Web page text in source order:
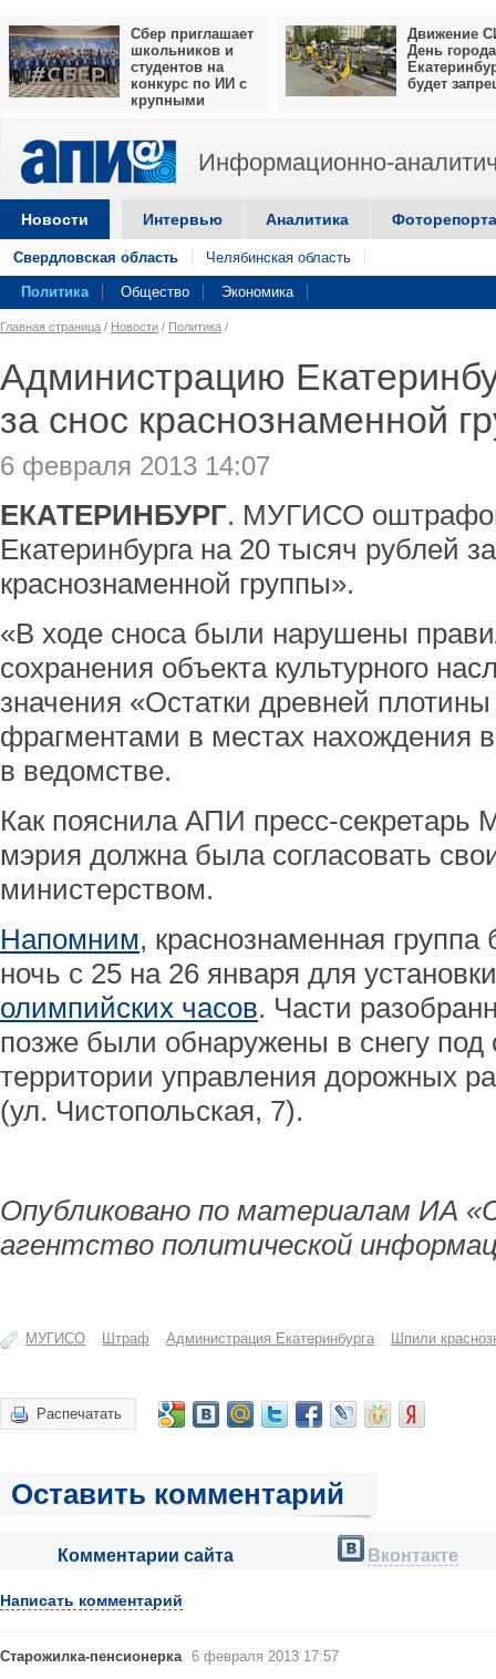
Сбер приглашает
школьников и
студентов на
конкурс по ИИ с
крупными
Движение
День города
будет
Информационно-
Новости Интервью Аналитика
Свердловская область Челябинская область
Политика Общество Экономика
Главная страница / Новости / Политика /
Администрацию
за снос краснознаменной
6 февраля 2013 14:07
ЕКАТЕРИНБУРГ. МУГИСО
Екатеринбурга на 20 тысяч рублей
краснознаменной группы».
«В ходе сноса были нарушены
сохранения объекта культурного
значения «Остатки древней плотины
фрагментами в местах нахождения
в ведомстве.
Как пояснила АПИ пресс-
мэрия должна была согласовать
министерством.
Напомним, краснознаменная
ночь с 25 на 26 января для
олимпийских часов. Части
позже были обнаружены в снегу
территории управления дорожных
(ул. Чистопольская, 7).
Опубликовано по материалам ИА
агентство политической
МУГИСО Штраф Администрация Екатеринбурга Шпили
Распечатать
Оставить комментарий
Комментарии сайта Вконтакте
Написать комментарий
Старожилка-пенсионерка 6 февраля 2013 17:57